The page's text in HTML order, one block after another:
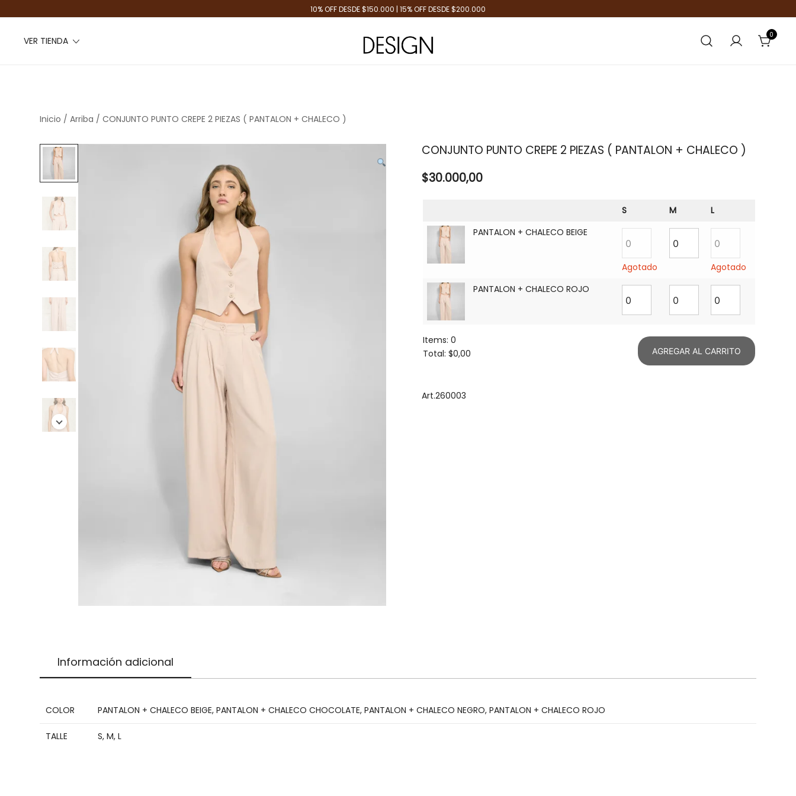
10% OFF DESDE $150.000 | 15% OFF DESDE $200.000
VER TIENDA
0
Inicio / Arriba / CONJUNTO PUNTO CREPE 2 PIEZAS ( PANTALON + CHALECO )
CONJUNTO PUNTO CREPE 2 PIEZAS ( PANTALON + CHALECO )
$30.000,00
S M
L
PANTALON + CHALECO BEIGE
Agotado
Agotado
PANTALON + CHALECO ROJO
Items: 0
Total: $0,00
Your
AGREGAR AL CARRITO
Art.260003
Información adicional
COLOR PANTALON + CHALECO BEIGE, PANTALON + CHALECO CHOCOLATE, PANTALON + CHALECO NEGRO, PANTALON + CHALECO ROJO
TALLE S, M, L